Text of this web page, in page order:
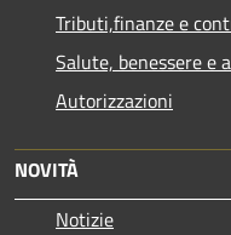
Tributi,finanze e
Salute, benessere e
Autorizzazioni
NOVITÀ
Notizie